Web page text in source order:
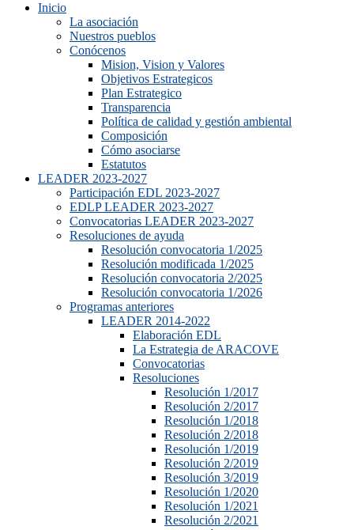
Inicio
La asociación
Nuestros pueblos
Conócenos
Mision, Vision y Valores
Objetivos Estrategicos
Plan Estrategico
Transparencia
Política de calidad y gestión ambiental
Composición
Cómo asociarse
Estatutos
LEADER 2023-2027
Participación EDL 2023-2027
EDLP LEADER 2023-2027
Convocatorias LEADER 2023-2027
Resoluciones de ayuda
Resolución convocatoria 1/2025
Resolución modificada 1/2025
Resolución convocatoria 2/2025
Resolución convocatoria 1/2026
Programas anteriores
LEADER 2014-2022
Elaboración EDL
La Estrategia de ARACOVE
Convocatorias
Resoluciones
Resolución 1/2017
Resolución 2/2017
Resolución 1/2018
Resolución 2/2018
Resolución 1/2019
Resolución 2/2019
Resolución 3/2019
Resolución 1/2020
Resolución 1/2021
Resolución 2/2021